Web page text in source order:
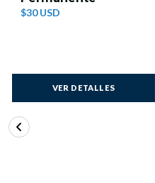
$30 USD
VER DETALLES